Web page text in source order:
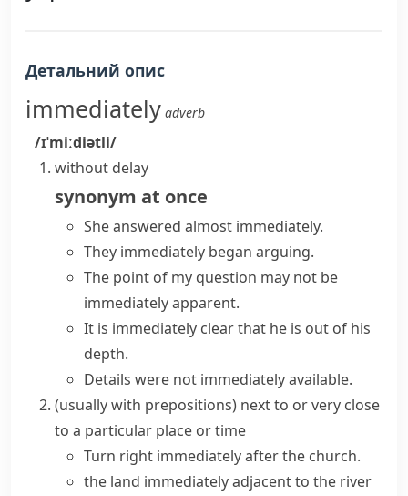
Детальний опис
immediately adverb
/ɪˈmiːdiətli/
without delay
synonym at once
She answered almost immediately.
They immediately began arguing.
The point of my question may not be
immediately apparent.
It is immediately clearthat he is out of his
depth.
Details were not immediately available.
(usually with prepositions) next to or very close
to a particular place or time
Turn right immediately after the church.
the land immediately adjacent to the river